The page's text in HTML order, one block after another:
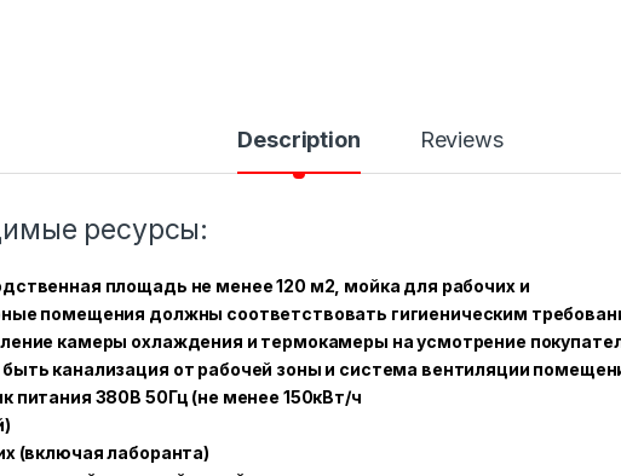
Description Reviews
ресурсы:
площадь не менее 120 м2, мойка для рабочих и
помещения должны соответствовать гигиеническим
камеры охлаждения и термокамеры на усмотрение
канализация от рабочей зоны и система вентиляции
питания 380В 50Гц (не менее 150кВт/ч
(включая лаборанта)